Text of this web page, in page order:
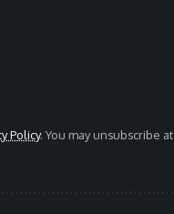
Policy. You may unsubscribe at